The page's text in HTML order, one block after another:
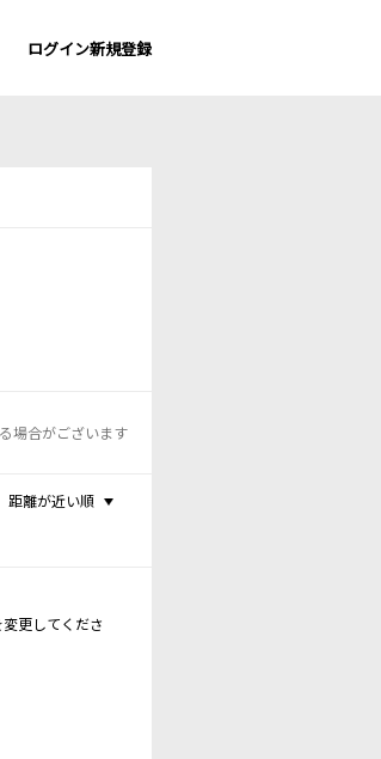
ログイン新規登録
場合がございます
距離が近い順
更してくださ